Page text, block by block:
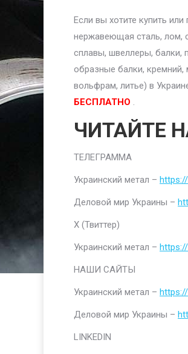
Если вы хотите купить
нержавеющая сталь, лом,
сплавы, швеллеры, балки,
образные балки, кремний,
вольфрам, литье) в
БЕСПЛАТНО .
ЧИТАЙТЕ
ТЕЛЕГРАММА
Украинский метал –
Деловой мир Украины –
Х (Твиттер)
Украинский метал –
НАШИ САЙТЫ
Украинский метал –
Деловой мир Украины –
LINKEDIN